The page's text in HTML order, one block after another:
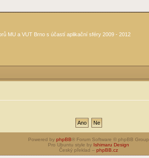
MU a VUT Brno s účastí aplikační sféry 2009 - 2012
Powered by phpBB® Forum Software © phpBB Group
Pro Ubuntu style by Ishimaru Design
Český překlad – phpBB.cz